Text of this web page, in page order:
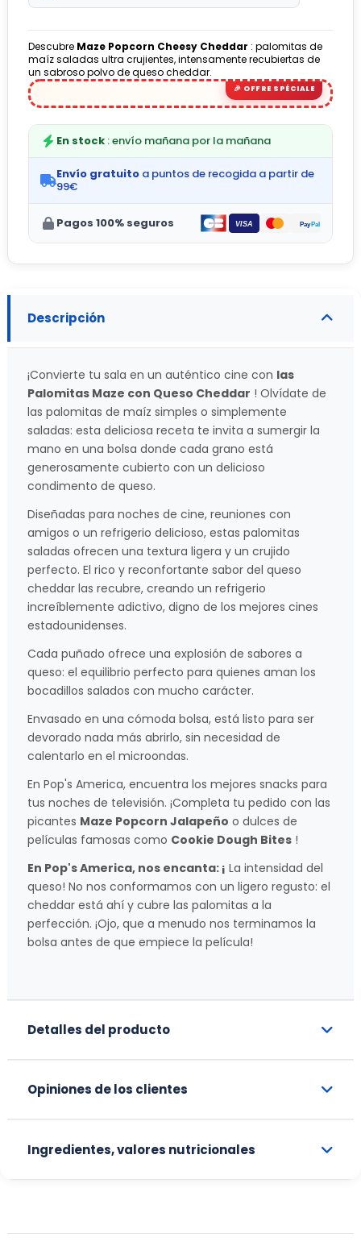
Descubre Maze Popcorn Cheesy Cheddar : palomitas de
maíz saladas ultra crujientes, intensamente recubiertas de
un sabroso polvo de queso cheddar.
En stock : envío mañana por la mañana
Envío gratuito a puntos de recogida a partir de
99€
Pagos 100% seguros
Descripción
¡Convierte tu sala en un auténtico cine con las
Palomitas Maze con Queso Cheddar ! Olvídate de
las palomitas de maíz simples o simplemente
saladas: esta deliciosa receta te invita a sumergir la
mano en una bolsa donde cada grano está
generosamente cubierto con un delicioso
condimento de queso.
Diseñadas para noches de cine, reuniones con
amigos o un refrigerio delicioso, estas palomitas
saladas ofrecen una textura ligera y un crujido
perfecto. El rico y reconfortante sabor del queso
cheddar las recubre, creando un refrigerio
increíblemente adictivo, digno de los mejores cines
estadounidenses.
Cada puñado ofrece una explosión de sabores a
queso: el equilibrio perfecto para quienes aman los
bocadillos salados con mucho carácter.
Envasado en una cómoda bolsa, está listo para ser
devorado nada más abrirlo, sin necesidad de
calentarlo en el microondas.
En Pop's America, encuentra los mejores snacks para
tus noches de televisión. ¡Completa tu pedido con las
picantes Maze Popcorn Jalapeño o dulces de
películas famosas como Cookie Dough Bites !
En Pop's America, nos encanta: ¡ La intensidad del
queso! No nos conformamos con un ligero regusto: el
cheddar está ahí y cubre las palomitas a la
perfección. ¡Ojo, que a menudo nos terminamos la
bolsa antes de que empiece la película!
Detalles del producto
Opiniones de los clientes
Ingredientes, valores nutricionales